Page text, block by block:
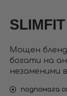
Мощен
богати на
незаменими
подпомага